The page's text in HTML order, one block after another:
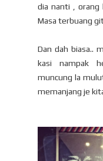
dia nanti , orang
Masa terbuang
Dan dah biasa..
kasi nampak
muncung la
memanjang je